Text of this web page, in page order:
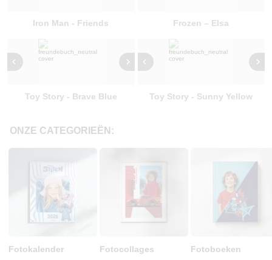
Iron Man - Friends Frozen – Elsa
Toy Story - Brave Blue Toy Story - Sunny Yellow
ONZE CATEGORIEËN:
Fotokalender Fotocollages Fotoboeken